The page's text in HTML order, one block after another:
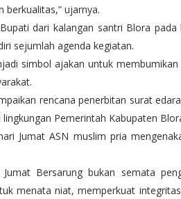
berkualitas,” ujarnya.
dari kalangan santri Blora
sejumlah agenda kegiatan.
simbol ajakan untuk
rencana penerbitan surat
Pemerintah Kabupaten
Jumat ASN muslim pria
Bersarung bukan semata
menata niat, memperkuat